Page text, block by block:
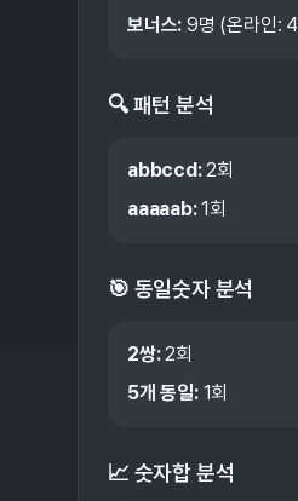
보너스: 9명 (온라인: 4
🔍 패턴 분석
abbccd: 2회
aaaaab: 1회
🎯 동일숫자 분석
2쌍: 2회
5개 동일: 1회
📈 숫자합 분석